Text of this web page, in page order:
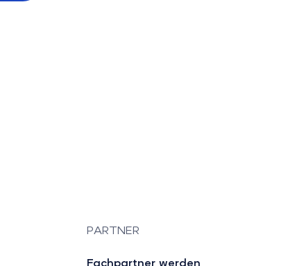
PARTNER
Fachpartner werden